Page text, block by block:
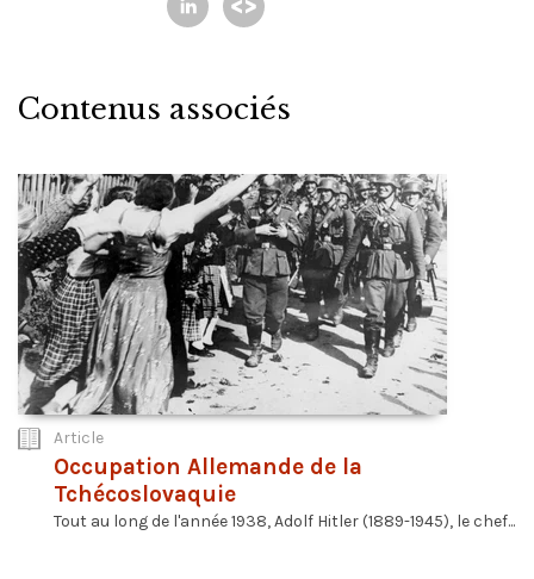
Contenus associés
Article
Occupation Allemande de la
Tchécoslovaquie
Tout au long de l'année 1938, Adolf Hitler (1889-1945), le chef...